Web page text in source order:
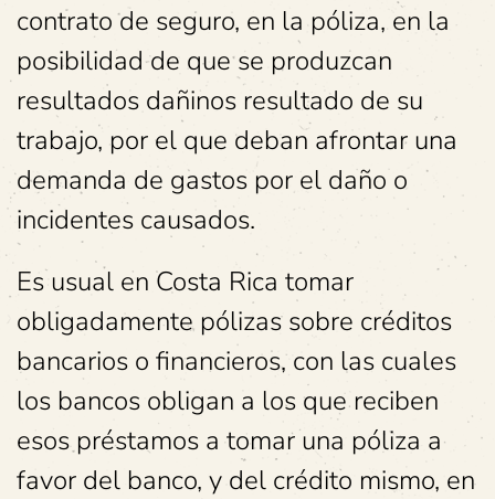
contrato de seguro, en la póliza, en la
posibilidad de que se produzcan
resultados dañinos resultado de su
trabajo, por el que deban afrontar una
demanda de gastos por el daño o
incidentes causados.
Es usual en Costa Rica tomar
obligadamente pólizas sobre créditos
bancarios o financieros, con las cuales
los bancos obligan a los que reciben
esos préstamos a tomar una póliza a
favor del banco, y del crédito mismo, en